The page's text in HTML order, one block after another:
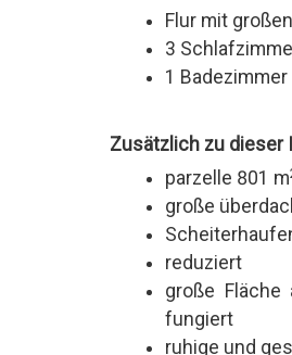
Flur mit
3
1
Zusätzlich zu dieser
parzelle 801 m
große
reduziert
große Fläche
fungiert
ruhige und